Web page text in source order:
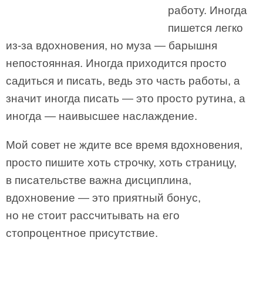
работу. Иногда
пишется легко
из-за вдохновения, но муза — барышня
непостоянная. Иногда приходится просто
садиться и писать, ведь это часть работы, а
значит иногда писать — это просто рутина, а
иногда — наивысшее наслаждение.
Мой совет не ждите все время вдохновения,
просто пишите хоть строчку, хоть страницу,
в писательстве важна дисциплина,
вдохновение — это приятный бонус,
но не стоит рассчитывать на его
стопроцентное присутствие.